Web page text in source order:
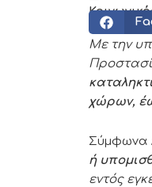
Με την
χώρων,
Σύμφωνα
ή
εντός